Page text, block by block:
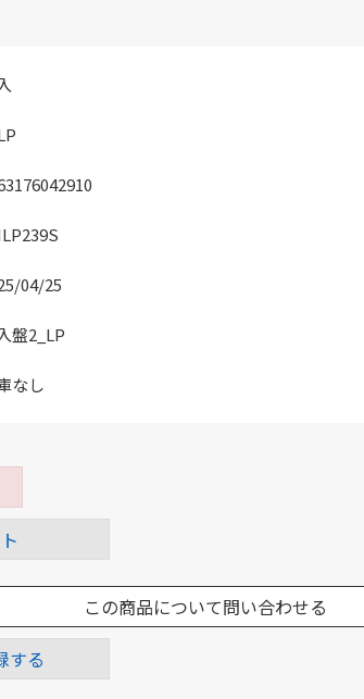
04/25
盤2_LP
なし
この商品について問い合わせる
する